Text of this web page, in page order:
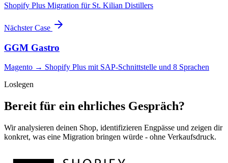
Shopify Plus Migration für St. Kilian Distillers
Nächster Case
GGM Gastro
Magento → Shopify Plus mit SAP-Schnittstelle und 8 Sprachen
Loslegen
Bereit für ein ehrliches Gespräch?
Wir analysieren deinen Shop, identifizieren Engpässe und zeigen dir
konkret, was eine Migration bringen würde - ohne Verkaufsdruck.